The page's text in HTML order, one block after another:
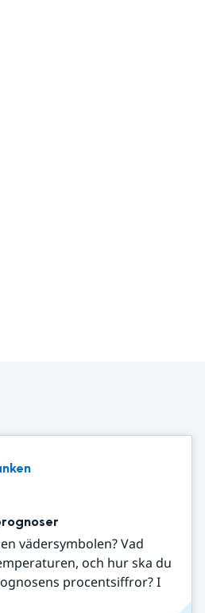
vädersymbolen? Vad
och hur ska du
procentsiffror? I